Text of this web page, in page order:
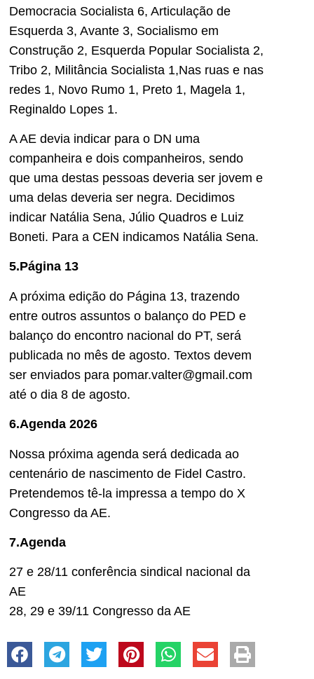
Democracia Socialista 6, Articulação de
Esquerda 3, Avante 3, Socialismo em
Construção 2, Esquerda Popular Socialista 2,
Tribo 2, Militância Socialista 1,Nas ruas e nas
redes 1, Novo Rumo 1, Preto 1, Magela 1,
Reginaldo Lopes 1.
A AE devia indicar para o DN uma
companheira e dois companheiros, sendo
que uma destas pessoas deveria ser jovem e
uma delas deveria ser negra. Decidimos
indicar Natália Sena, Júlio Quadros e Luiz
Boneti. Para a CEN indicamos Natália Sena.
5.Página 13
A próxima edição do Página 13, trazendo
entre outros assuntos o balanço do PED e
balanço do encontro nacional do PT, será
publicada no mês de agosto. Textos devem
ser enviados para pomar.valter@gmail.com
até o dia 8 de agosto.
6.Agenda 2026
Nossa próxima agenda será dedicada ao
centenário de nascimento de Fidel Castro.
Pretendemos tê-la impressa a tempo do X
Congresso da AE.
7.Agenda
27 e 28/11 conferência sindical nacional da
AE
28, 29 e 39/11 Congresso da AE